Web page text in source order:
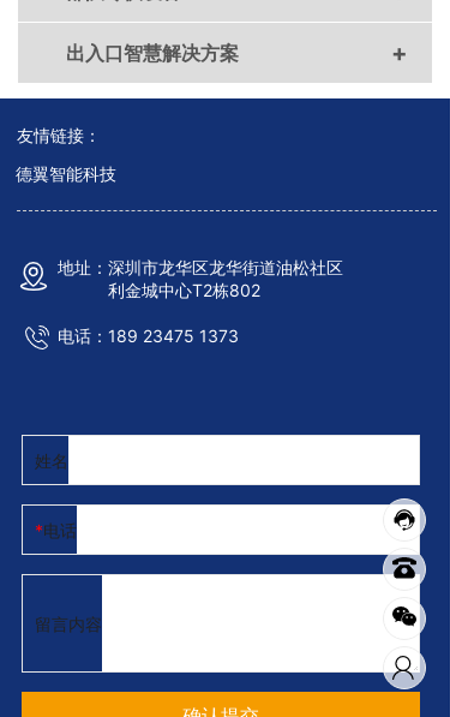
出入口智慧解决方案 +
友情链接：
德翼智能科技
地址：深圳市龙华区龙华街道油松社区
利金城中心T2栋802
电话： 189 23475 1373
姓名
电话
留言内容